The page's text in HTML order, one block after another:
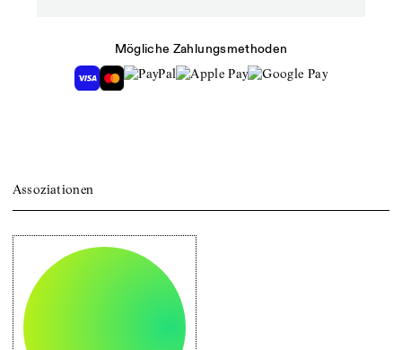
Mögliche Zahlungsmethoden
Assoziationen